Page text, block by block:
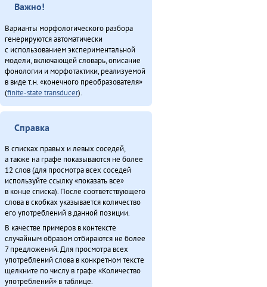
Важно!
Варианты морфологического разбора
генерируются автоматически
с использованием экспериментальной
модели, включающей словарь, описание
фонологии и морфотактики, реализуемой
в виде т.н. «конечного преобразователя»
(finite-state transducer).
Справка
В списках правых и левых соседей,
а также на графе показываются не более
12 слов (для просмотра всех соседей
используйте ссылку «показать все»
в конце списка). После соответствующего
слова в скобках указывается количество
его употреблений в данной позиции.
В качестве примеров в контексте
случайным образом отбираются не более
7 предложений. Для просмотра всех
употреблений слова в конкретном тексте
щелкните по числу в графе «Количество
употреблений» в таблице.